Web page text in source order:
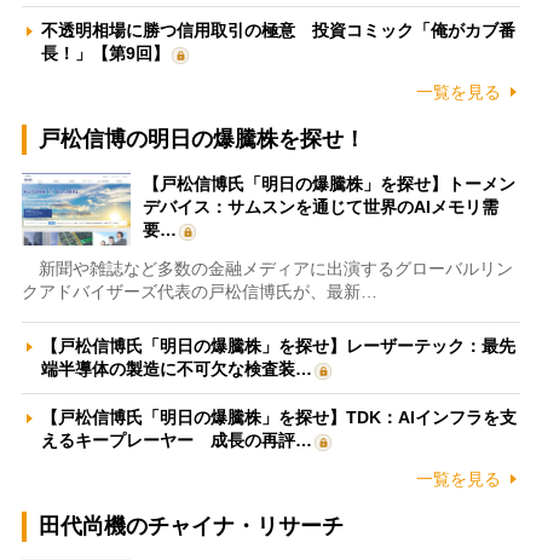
不透明相場に勝つ信用取引の極意 投資コミック「俺がカブ番
長！」【第9回】
一覧を見る
戸松信博の明日の爆騰株を探せ！
【戸松信博氏「明日の爆騰株」を探せ】トーメン
デバイス：サムスンを通じて世界のAIメモリ需
要…
新聞や雑誌など多数の金融メディアに出演するグローバルリン
クアドバイザーズ代表の戸松信博氏が、最新…
【戸松信博氏「明日の爆騰株」を探せ】レーザーテック：最先
端半導体の製造に不可欠な検査装…
【戸松信博氏「明日の爆騰株」を探せ】TDK：AIインフラを支
えるキープレーヤー 成長の再評…
一覧を見る
田代尚機のチャイナ・リサーチ